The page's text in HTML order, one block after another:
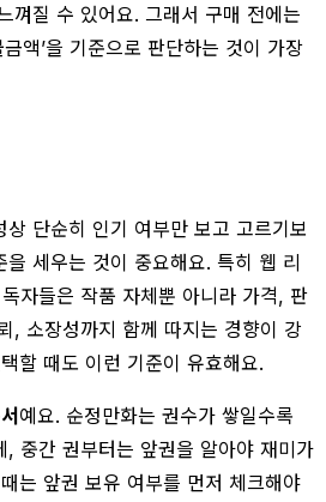
껴질 수 있어요. 그래서 구매 전에는
금액’을 기준으로 판단하는 것이 가장
상 단순히 인기 여부만 보고 고르기보
세우는 것이 중요해요. 특히 웹 리
자들은 작품 자체뿐 아니라 가격, 판
, 소장성까지 함께 따지는 경향이 강
할 때도 이런 기준이 유효해요.
예요. 순정만화는 권수가 쌓일수록
, 중간 권부터는 앞권을 알아야 재미가
는 앞권 보유 여부를 먼저 체크해야